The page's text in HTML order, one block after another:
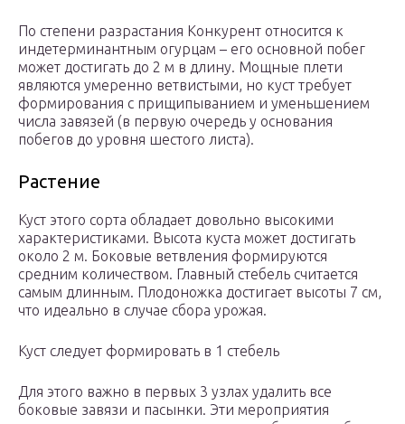
По степени разрастания Конкурент относится к
индетерминантным огурцам – его основной побег
может достигать до 2 м в длину. Мощные плети
являются умеренно ветвистыми, но куст требует
формирования с прищипыванием и уменьшением
числа завязей (в первую очередь у основания
побегов до уровня шестого листа).
Растение
Куст этого сорта обладает довольно высокими
характеристиками. Высота куста может достигать
около 2 м. Боковые ветвления формируются
средним количеством. Главный стебель считается
самым длинным. Плодоножка достигает высоты 7 см,
что идеально в случае сбора урожая.
Куст следует формировать в 1 стебель
Для этого важно в первых 3 узлах удалить все
боковые завязи и пасынки. Эти мероприятия